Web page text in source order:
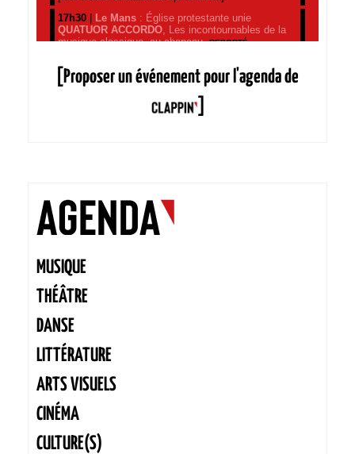
[Proposer un événement pour l'agenda de
MUSIQUE
THÉÂTRE
DANSE
LITTÉRATURE
ARTS VISUELS
CINÉMA
CULTURE(S)